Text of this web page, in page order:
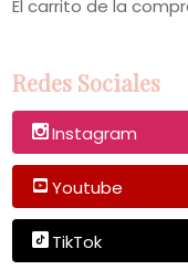
El carrito de la
Redes Sociales
Instagram
Youtube
TikTok